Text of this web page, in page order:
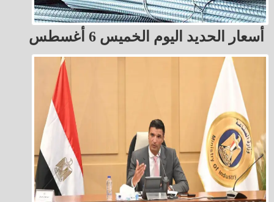
أسعار الحديد اليوم الخميس 6 أغسطس